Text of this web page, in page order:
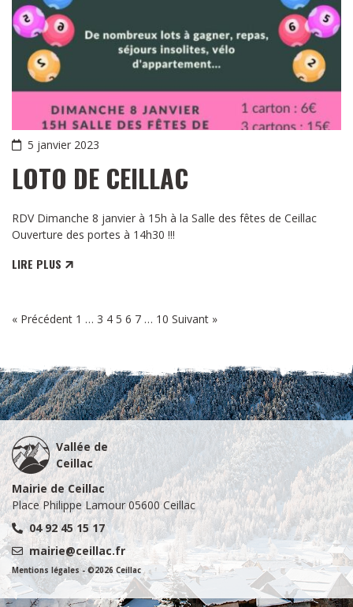
5 janvier 2023
LOTO DE CEILLAC
RDV Dimanche 8 janvier à 15h à la Salle des fêtes de Ceillac
Ouverture des portes à 14h30 !!!
LIRE PLUS
« Précédent 1 … 3 4 5 6 7 … 10 Suivant »
Vallée de
Ceillac
Mairie de Ceillac
Place Philippe Lamour 05600 Ceillac
04 92 45 15 17
mairie@ceillac.fr
Mentions légales- ©2026 Ceillac